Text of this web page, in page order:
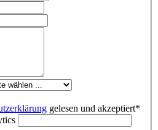
gelesen und akzeptiert*